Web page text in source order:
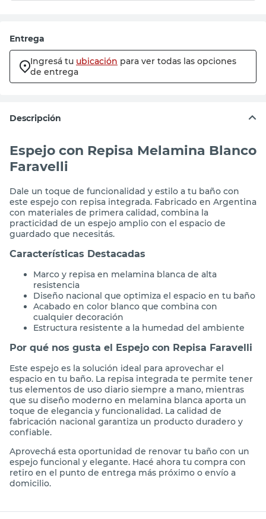
Entrega
Ingresá tu ubicación para ver todas las opciones
de entrega
Descripción
Espejo con Repisa Melamina Blanco
Faravelli
Dale un toque de funcionalidad y estilo a tu baño con
este espejo con repisa integrada. Fabricado en Argentina
con materiales de primera calidad, combina la
practicidad de un espejo amplio con el espacio de
guardado que necesitás.
Características Destacadas
Marco y repisa en melamina blanca de alta
resistencia
Diseño nacional que optimiza el espacio en tu baño
Acabado en color blanco que combina con
cualquier decoración
Estructura resistente a la humedad del ambiente
Por qué nos gusta el Espejo con Repisa Faravelli
Este espejo es la solución ideal para aprovechar el
espacio en tu baño. La repisa integrada te permite tener
tus elementos de uso diario siempre a mano, mientras
que su diseño moderno en melamina blanca aporta un
toque de elegancia y funcionalidad. La calidad de
fabricación nacional garantiza un producto duradero y
confiable.
Aprovechá esta oportunidad de renovar tu baño con un
espejo funcional y elegante. Hacé ahora tu compra con
retiro en el punto de entrega más próximo o envío a
domicilio.